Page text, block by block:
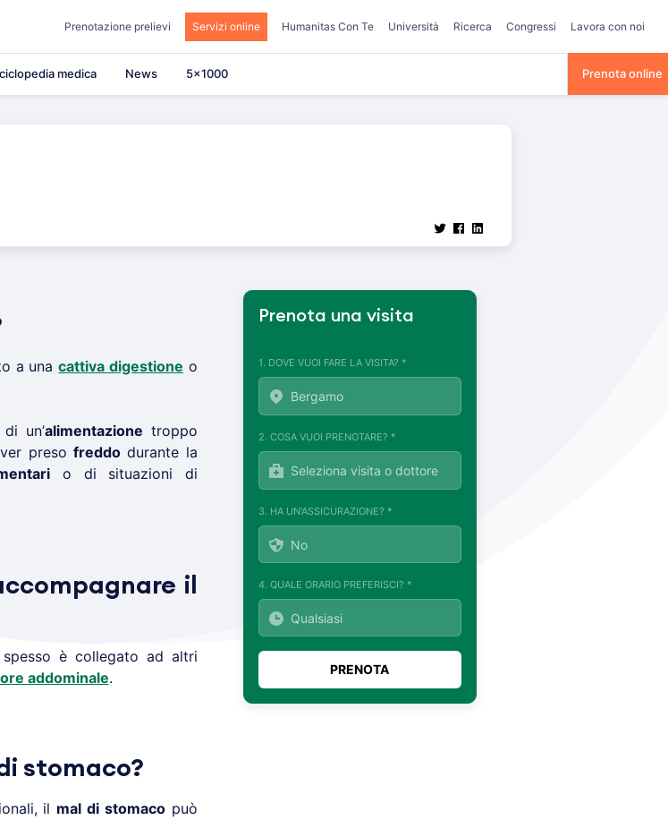
Prenotazione prelievi Servizi online Humanitas Con Te Università Ricerca Congressi Lavora con noi
medica News 5×1000 Prenota online
a unacattiva digestione o
un’alimentazione troppo
presofreddo durante la
o di situazioni di
il
spesso è collegato ad altri
addominale.
stomaco?
il mal di stomacopuò
Prenota una visita
1. DOVE VUOI FARE LA VISITA? *
2. COSA VUOI PRENOTARE? *
3. HA UN'ASSICURAZIONE? *
4. QUALE ORARIO PREFERISCI? *